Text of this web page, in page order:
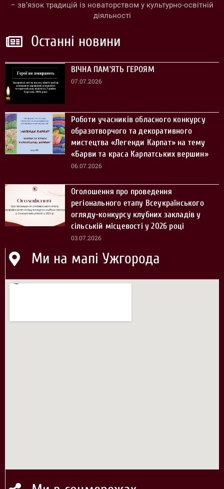
– зв’язок традицій із новаторством у культурно-освітній
діяльності
Останні новини
ВІЧНА ПАМ’ЯТЬ ГЕРОЯМ
07.07.2026
Роботи учасників обласного конкурсу
образотворчого та декоративного
мистецтва «Легенди Карпат» на тему
«Барви та краса Карпатських вершин»
06.07.2026
Оголошення про проведення
регіонального етапу Всеукраїнського
огляду-конкурсу клубних закладів у
сільській місцевості у 2026 році
03.07.2026
Ми на мапі Ужгорода